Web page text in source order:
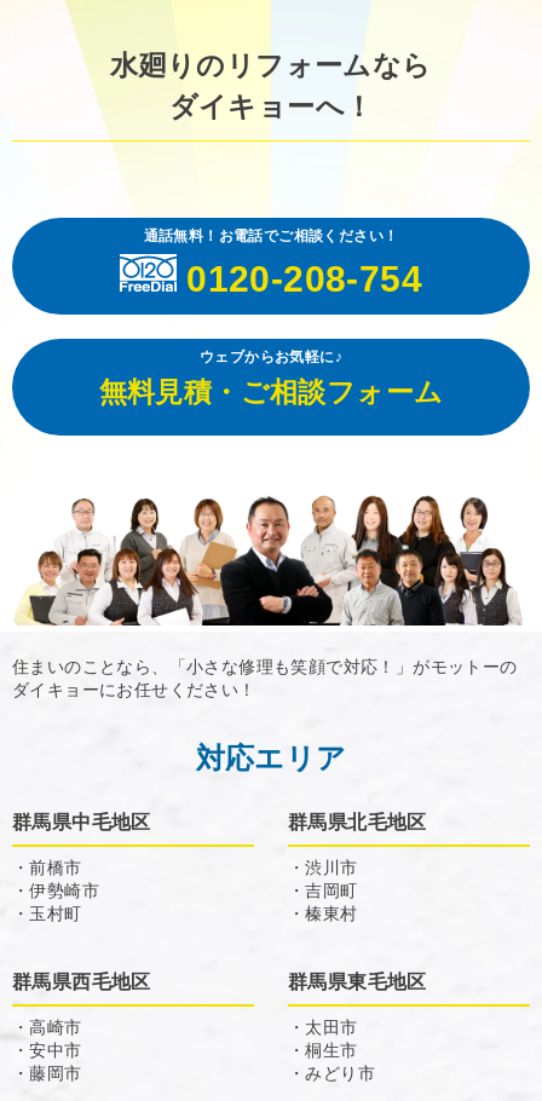
水廻りのリフォームなら
ダイキョーへ！
通話無料！お電話でご相談ください！
0120-208-754
ウェブからお気軽に♪
無料見積・ご相談フォーム
住まいのことなら、「小さな修理も笑顔で対応！」がモットーの
ダイキョーにお任せください！
対応エリア
群馬県中毛地区
・前橋市
・伊勢崎市
・玉村町
群馬県北毛地区
・渋川市
・吉岡町
・榛東村
群馬県西毛地区
・高崎市
・安中市
・藤岡市
群馬県東毛地区
・太田市
・桐生市
・みどり市